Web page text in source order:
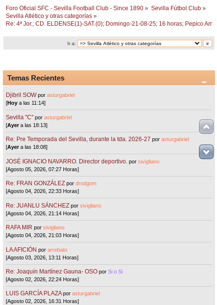
Foro Oficial SFC - Sevilla Football Club - Since 1890 » Sevilla Fútbol Club »
Sevilla Atlético y otras categorías »
Re: 4ª Jor.; CD. ELDENSE(1)-SAT.(0); Domingo-21-08-25; 16 horas; Pepico
Ir a:
Temas Recientes
Djibril SOW porasturgabriel
[Hoy a las 11:14]
Sevilla "C"porasturgabriel
[Ayera las 18:13]
Re: Pre Temporada del Sevilla, durante la tda. 2026-27 porasturgabriel
[Ayera las 18:08]
JOSÉ IGNACIO NAVARRO. Director deportivo. porsivigliano
[Agosto 05, 2026, 07:27 Horas]
Re: FRAN GONZÁLEZ pordrodgom
[Agosto 04, 2026, 22:33 Horas]
Re: JUANLU SÁNCHEZ porsivigliano
[Agosto 04, 2026, 21:14 Horas]
RAFA MIR porsivigliano
[Agosto 04, 2026, 21:03 Horas]
LA AFICIÓN porarrebato
[Agosto 03, 2026, 13:11 Horas]
Re: Joaquín Martínez Gauna- OSO porSi o Si
[Agosto 02, 2026, 22:24 Horas]
LUIS GARCÍA PLAZA porasturgabriel
[Agosto 02, 2026, 16:31 Horas]